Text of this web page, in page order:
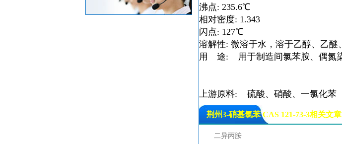
沸点: 235.6℃
相对密度: 1.343
闪点: 127℃
溶解性: 微溶于水，溶于乙醇、乙醚
用 途: 用于制造间氯苯胺、偶氮
上游原料: 硫酸、硝酸、一氯化苯
荆州3-硝基氯苯 CAS 121-73-3相关文章
二异丙胺